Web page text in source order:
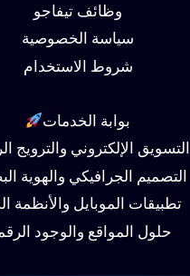
وظائف تيفاجو
سياسة الخصوصية
شروط الاستخدام
بوابة الخدمات
التسويق الإلكتروني والترويج
التصميم الجرافيكي والهوية
تطبيقات الموبايل والأنظمة
حلول المواقع والوجود